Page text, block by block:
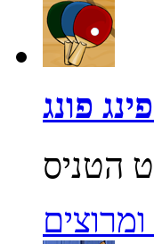
פונג